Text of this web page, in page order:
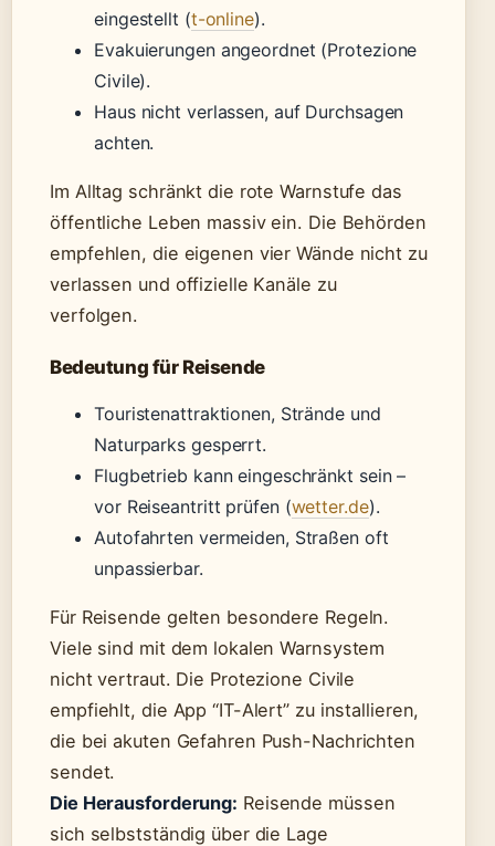
eingestellt (t-online).
Evakuierungen angeordnet (Protezione
Civile).
Haus nicht verlassen, auf Durchsagen
achten.
Im Alltag schränkt die rote Warnstufe das
öffentliche Leben massiv ein. Die Behörden
empfehlen, die eigenen vier Wände nicht zu
verlassen und offizielle Kanäle zu
verfolgen.
Bedeutung für Reisende
Touristenattraktionen, Strände und
Naturparks gesperrt.
Flugbetrieb kann eingeschränkt sein –
vor Reiseantritt prüfen (wetter.de).
Autofahrten vermeiden, Straßen oft
unpassierbar.
Für Reisende gelten besondere Regeln.
Viele sind mit dem lokalen Warnsystem
nicht vertraut. Die Protezione Civile
empfiehlt, die App “IT-Alert” zu installieren,
die bei akuten Gefahren Push-Nachrichten
sendet.
Die Herausforderung: Reisende müssen
sich selbstständig über die Lage